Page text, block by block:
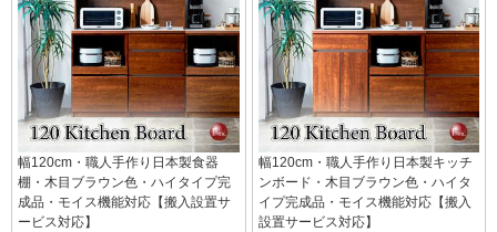
幅120cm・職人手作り日本製食器
棚・木目ブラウン色・ハイタイプ完
成品・モイス機能対応【搬入設置サ
ービス対応】
幅120cm・職人手作り日本製キッチ
ンボード・木目ブラウン色・ハイタ
イプ完成品・モイス機能対応【搬入
設置サービス対応】